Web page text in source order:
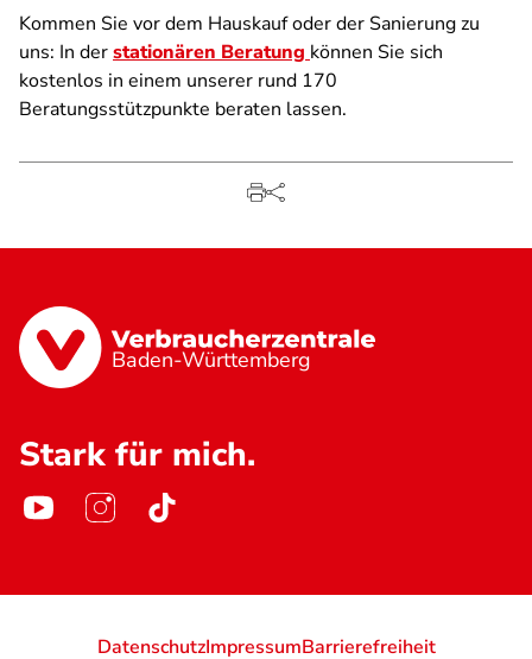
Kommen Sie vor dem Hauskauf oder der Sanierung zu
uns: In derstationären Beratung können Sie sich
kostenlos in einem unserer rund 170
Beratungsstützpunkte beraten lassen.
Baden-Württemberg
Stark für mich.
DatenschutzImpressumBarrierefreiheit